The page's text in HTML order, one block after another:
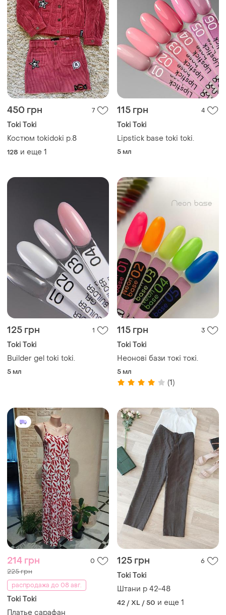
450 грн 7
Toki Toki
Костюм tokidoki p.8
128 и еще 1
115 грн 4
Toki Toki
Lipstick base toki toki.
5 мл
125 грн 1
Toki Toki
Builder gel toki toki.
5 мл
115 грн 3
Toki Toki
Неонові бази токі токі.
5 мл
(1)
214 грн 0
225 грн
распродажа до 08 авг.
Toki Toki
Платье сарафан
125 грн 6
Toki Toki
Штани р 42-48
42 / XL / 50 и еще 1